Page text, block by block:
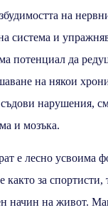
на
система и
потенциал да
на някои
нарушения,
и мозъка.
е лесно усвоима
както за спортисти,
начин на живот.